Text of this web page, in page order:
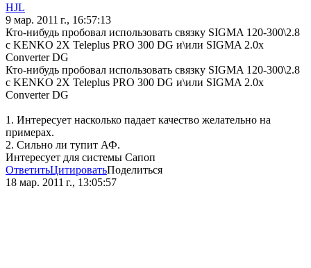
HJL
9 мар. 2011 г., 16:57:13
Кто-нибудь пробовал использовать связку SIGMA 120-300\2.8
с KENKO 2X Teleplus PRO 300 DG и\или SIGMA 2.0x
Converter DG
Кто-нибудь пробовал использовать связку SIGMA 120-300\2.8
с KENKO 2X Teleplus PRO 300 DG и\или SIGMA 2.0x
Converter DG
1. Интересует насколько падает качество желательно на
примерах.
2. Сильно ли тупит АФ.
Интересует для системы Сапоп
ОтветитьЦитироватьПоделиться
18 мар. 2011 г., 13:05:57